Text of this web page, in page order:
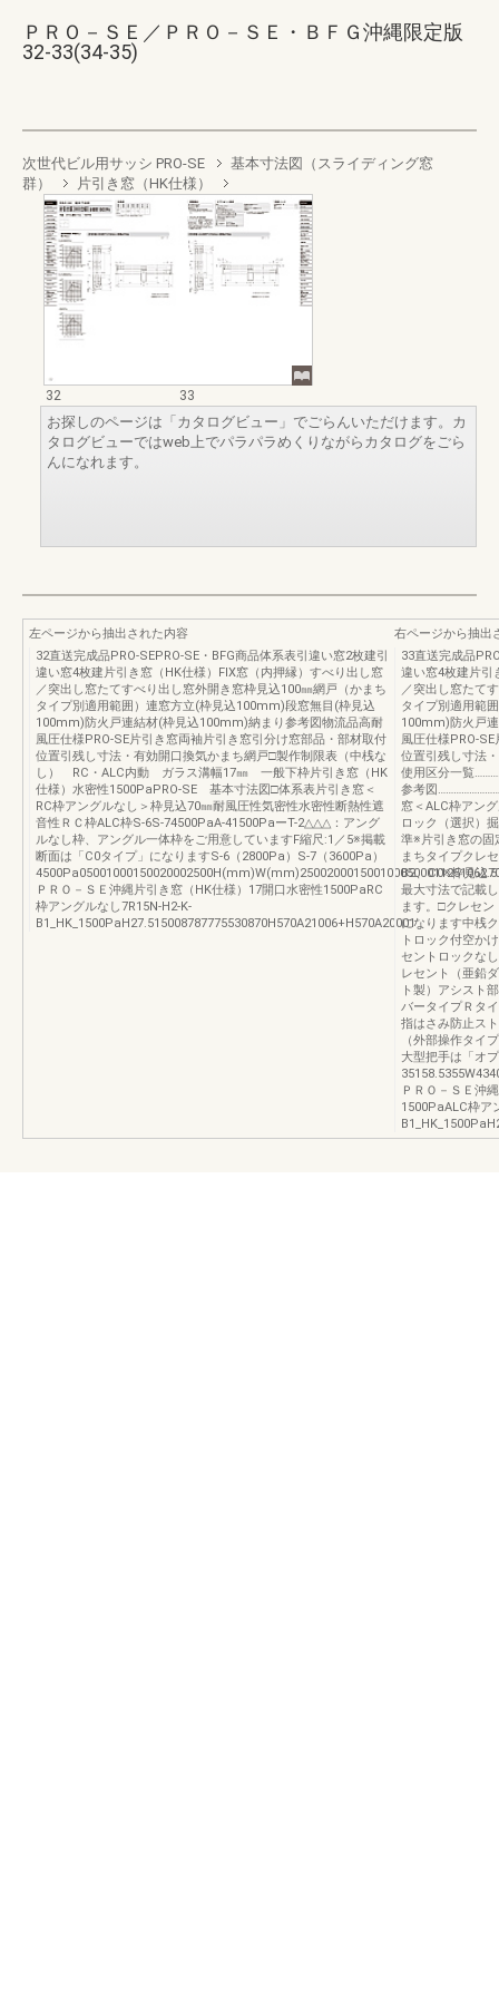
ＰＲＯ－ＳＥ／ＰＲＯ－ＳＥ・ＢＦＧ沖縄限定版
32-33(34-35)
次世代ビル用サッシ PRO-SE
基本寸法図（スライディング窓
群）
片引き窓（HK仕様）
32
33
お探しのページは「カタログビュー」でごらんいただけます。カ
タログビューではweb上でパラパラめくりながらカタログをごら
んになれます。
左ページから抽出された内容
32直送完成品PRO-SEPRO-SE・BFG商品体系表引違い窓2枚建引
違い窓4枚建片引き窓（HK仕様）FIX窓（内押縁）すべり出し窓
／突出し窓たてすべり出し窓外開き窓枠見込100㎜網戸（かまち
タイプ別適用範囲）連窓方立(枠見込100mm)段窓無目(枠見込
100mm)防火戸連結材(枠見込100mm)納まり参考図物流品高耐
風圧仕様PRO-SE片引き窓両袖片引き窓引分け窓部品・部材取付
位置引残し寸法・有効開口換気かまち網戸□製作制限表（中桟な
し） RC・ALC内動 ガラス溝幅17㎜ 一般下枠片引き窓（HK
仕様）水密性1500PaPRO-SE 基本寸法図□体系表片引き窓＜
RC枠アングルなし＞枠見込70㎜耐風圧性気密性水密性断熱性遮
音性ＲＣ枠ALC枠S-6S-74500PaA-41500PaーT-2△△△：アング
ルなし枠、アングル一体枠をご用意していますF縮尺:1／5※掲載
断面は「C0タイプ」になりますS-6（2800Pa）S-7（3600Pa）
ＰＲＯ－ＳＥ沖縄片引き窓（HK仕様）17開口水密性1500PaRC
枠アングルなし7R15N-H2-K-
B1_HK_1500PaH27.515008787775530870H570A21006+H570A20001
右ページから抽出
33直送完成品
違い窓4枚建片引
／突出し窓たて
タイプ別適用範
100mm)防火戸
風圧仕様PRO-
位置引残し寸法
使用区分一覧
参考図
窓＜ALC枠アン
ロック（選択）
準※片引き窓の固
まちタイプクレ
B2、C0※枠見込
最大寸法で記載
ます。□クレセ
になります中桟
トロック付空か
セントロックな
レセント（亜鉛
ト製）アシスト
バータイプＲタ
指はさみ防止ス
（外部操作タイ
大型把手は「オ
ＰＲＯ－ＳＥ沖
1500PaALC枠ア